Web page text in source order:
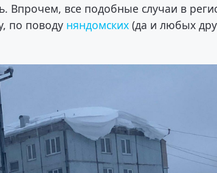
Впрочем, все подобные случаи в
по поводу няндомских (да и любых